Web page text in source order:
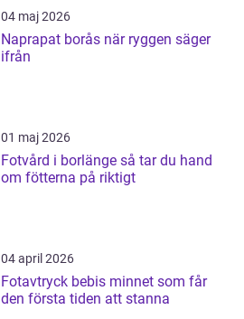
04 maj 2026
Naprapat borås när ryggen säger
ifrån
01 maj 2026
Fotvård i borlänge så tar du hand
om fötterna på riktigt
04 april 2026
Fotavtryck bebis minnet som får
den första tiden att stanna